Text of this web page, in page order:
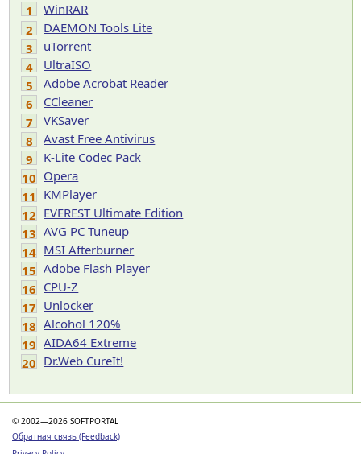
1
WinRAR
2
DAEMON Tools Lite
3
uTorrent
4
UltraISO
5
Adobe Acrobat Reader
6
CCleaner
7
VKSaver
8
Avast Free Antivirus
9
K-Lite Codec Pack
10 Opera
11 KMPlayer
12 EVEREST Ultimate Edition
13 AVG PC Tuneup
14 MSI Afterburner
15 Adobe Flash Player
16 CPU-Z
17 Unlocker
18 Alcohol 120%
19 AIDA64 Extreme
20 Dr.Web CureIt!
© 2002—2026 SOFTPORTAL
Обратная связь (Feedback)